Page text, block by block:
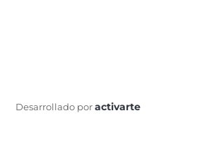
Desarrollado por activarte